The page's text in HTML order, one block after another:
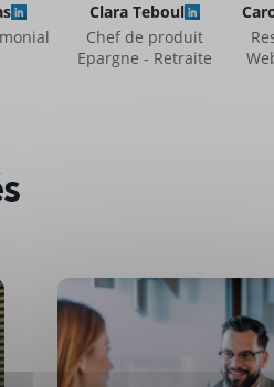
Clara Teboul
Chef de produit
Epargne - Retraite